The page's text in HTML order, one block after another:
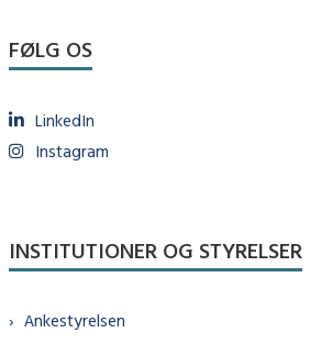
FØLG OS
LinkedIn
Instagram
INSTITUTIONER OG STYRELSER
Ankestyrelsen